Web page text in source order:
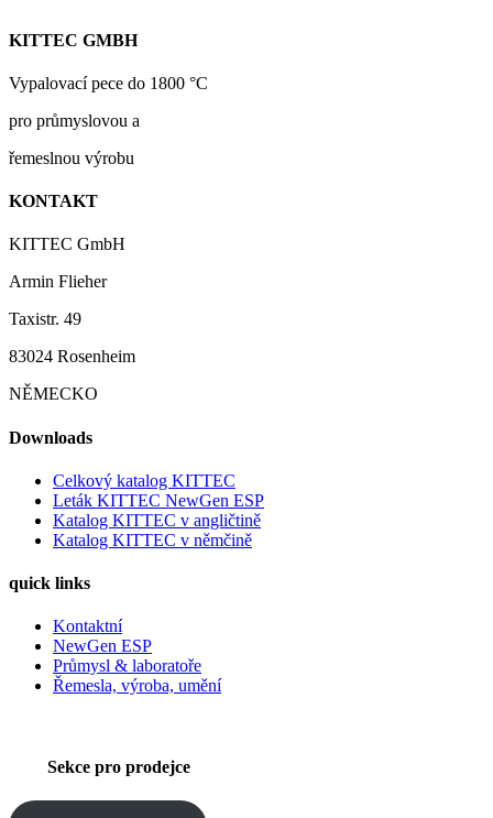
KITTEC GMBH
Vypalovací pece do 1800 °C
pro průmyslovou a
řemeslnou výrobu
KONTAKT
KITTEC GmbH
Armin Flieher
Taxistr. 49
83024 Rosenheim
NĚMECKO
Downloads
Celkový katalog KITTEC
Leták KITTEC NewGen ESP
Katalog KITTEC v angličtině
Katalog KITTEC v němčině
quick links
Kontaktní
NewGen ESP
Průmysl & laboratoře
Řemesla, výroba, umění
Sekce pro prodejce